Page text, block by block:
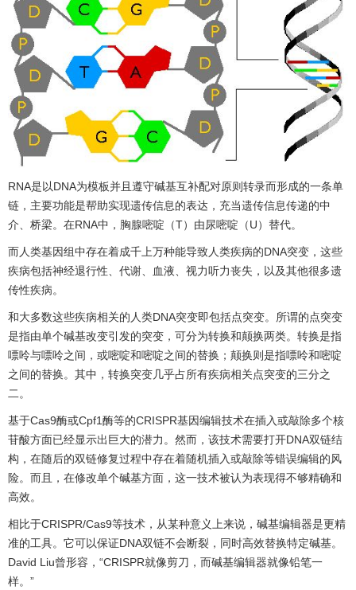
RNA是以DNA为模板并且遵守碱基互补配对原则转录而形成的一条单
链，主要功能是帮助实现遗传信息的表达，充当遗传信息传递的中
介、桥梁。在RNA中，胸腺嘧啶（T）由尿嘧啶（U）替代。
而人类基因组中存在着成千上万种能导致人类疾病的DNA突变，这些
疾病包括神经退行性、代谢、血液、视力听力丧失，以及其他很多遗
传性疾病。
和大多数这些疾病相关的人类DNA突变即包括点突变。所谓的点突变
是指由单个碱基改变引发的突变，可分为转换和颠换两类。转换是指
嘌呤与嘌呤之间，或嘧啶和嘧啶之间的替换；颠换则是指嘌呤和嘧啶
之间的替换。其中，转换突变几乎占所有疾病相关点突变的三分之
二。
基于Cas9酶或Cpf1酶等的CRISPR基因编辑技术在插入或敲除多个核
苷酸方面已经显示出巨大的潜力。然而，该技术需要打开DNA双链结
构，在随后的双链修复过程中存在着随机插入或敲除等错误编辑的风
险。而且，在修改单个碱基方面，这一技术被认为表现得不够精确和
高效。
相比于CRISPR/Cas9等技术，从某种意义上来说，碱基编辑器是更精
准的工具。它可以保证DNA双链不会断裂，同时高效替换特定碱基。
David Liu曾形容，“CRISPR就像剪刀，而碱基编辑器就像铅笔一
样。”